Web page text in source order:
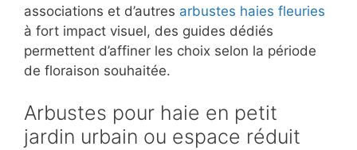
associations et d’autres arbustes haies fleuries
à fort impact visuel, des guides dédiés
permettent d’affiner les choix selon la période
de floraison souhaitée.
Arbustes pour haie en petit
jardin urbain ou espace réduit